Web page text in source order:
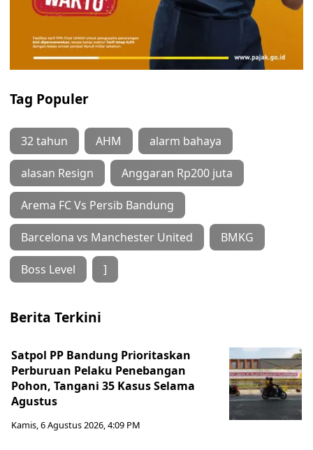
Tag Populer
32 tahun AHM alarm bahaya
alasan Resign Anggaran Rp200 juta
Arema FC Vs Persib Bandung
Barcelona vs Manchester United BMKG
Boss Level ]
Berita Terkini
Satpol PP Bandung Prioritaskan
Perburuan Pelaku Penebangan
Pohon, Tangani 35 Kasus Selama
Agustus
Kamis, 6 Agustus 2026, 4:09 PM